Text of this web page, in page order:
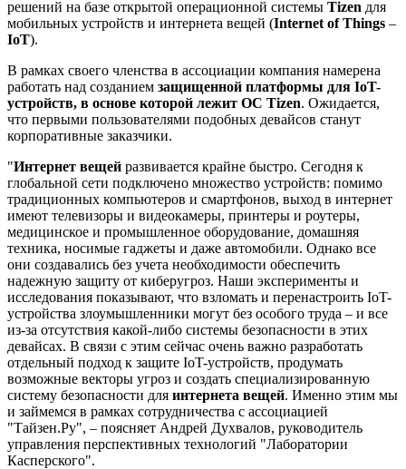
решений на базе открытой операционной системы Tizen для
мобильных устройств и интернета вещей (Internet of Things –
IoT).
В рамках своего членства в ассоциации компания намерена
работать над созданием защищенной платформы для IoT-
устройств, в основе которой лежит ОС Tizen. Ожидается,
что первыми пользователями подобных девайсов станут
корпоративные заказчики.
"Интернет вещей развивается крайне быстро. Сегодня к
глобальной сети подключено множество устройств: помимо
традиционных компьютеров и смартфонов, выход в интернет
имеют телевизоры и видеокамеры, принтеры и роутеры,
медицинское и промышленное оборудование, домашняя
техника, носимые гаджеты и даже автомобили. Однако все
они создавались без учета необходимости обеспечить
надежную защиту от киберугроз. Наши эксперименты и
исследования показывают, что взломать и перенастроить IoT-
устройства злоумышленники могут без особого труда – и все
из-за отсутствия какой-либо системы безопасности в этих
девайсах. В связи с этим сейчас очень важно разработать
отдельный подход к защите IoT-устройств, продумать
возможные векторы угроз и создать специализированную
систему безопасности для интернета вещей. Именно этим мы
и займемся в рамках сотрудничества с ассоциацией
"Тайзен.Ру", – поясняет Андрей Духвалов, руководитель
управления перспективных технологий "Лаборатории
Касперского".